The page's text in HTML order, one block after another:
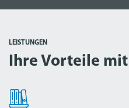
LEISTUNGEN
Ihre Vorteile